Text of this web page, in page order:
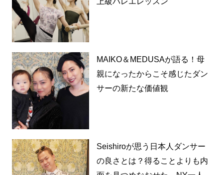
MAIKO＆MEDUSAが語る！母
親になったからこそ感じたダン
サーの新たな価値観
Seishiroが思う日本人ダンサー
の良さとは？得ることよりも内